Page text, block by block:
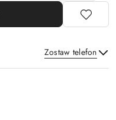
Zostaw telefon